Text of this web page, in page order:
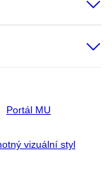
Portál MU
vizuální styl